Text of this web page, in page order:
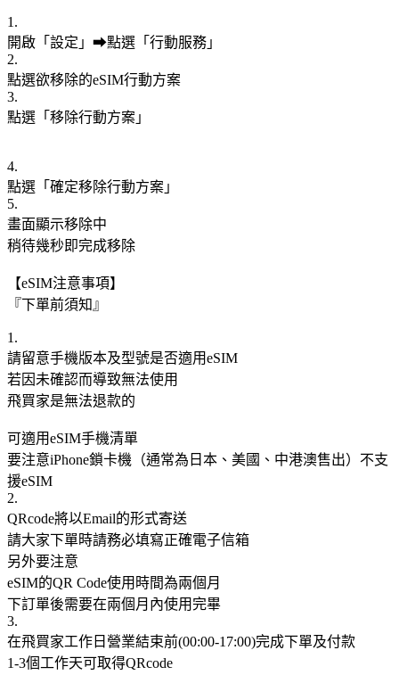
1.
開啟「設定」➡點選「行動服務」
2.
點選欲移除的eSIM行動方案
3.
點選「移除行動方案」
4.
點選「確定移除行動方案」
5.
畫面顯示移除中
稍待幾秒即完成移除
【eSIM注意事項】
『下單前須知』
1.
請留意手機版本及型號是否適用eSIM
若因未確認而導致無法使用
飛買家是無法退款的
可適用eSIM手機清單
要注意iPhone鎖卡機（通常為日本、美國、中港澳售出）不支
援eSIM
2.
QRcode將以Email的形式寄送
請大家下單時請務必填寫正確電子信箱
另外要注意
eSIM的QR Code使用時間為兩個月
下訂單後需要在兩個月內使用完畢
3.
在飛買家工作日營業結束前(00:00-17:00)完成下單及付款
1-3個工作天可取得QRcode